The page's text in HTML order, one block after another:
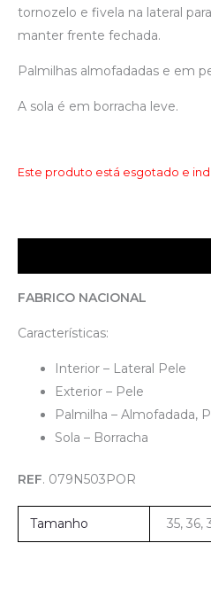
tornozelo e fivela na lateral
manter frente fechada.
Palmilhas almofadadas e em
A sola é em borracha leve.
Este produto está esgotado e
FABRICO NACIONAL
Características:
Interior – Lateral Pele
Exterior – Pele
Palmilha – Almofadada,
Sola – Borracha
REF. 079N503POR
Tamanho 35, 36,